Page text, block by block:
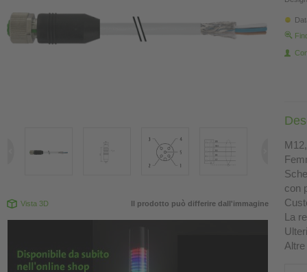
Vista 3D Il prodotto può differire dall'immagine
con
La